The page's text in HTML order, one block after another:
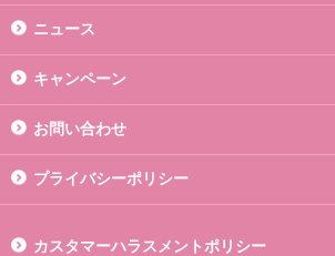
ニュース
キャンペーン
お問い合わせ
プライバシーポリシー
カスタマーハラスメントポリシー